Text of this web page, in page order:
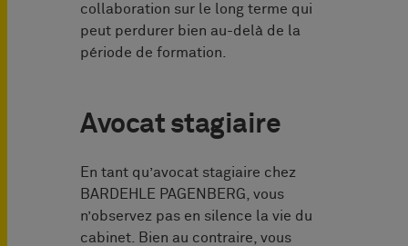
collaboration sur le long terme qui
peut perdurer bien au-delà de la
période de formation.
Avocat stagiaire
En tant qu’avocat stagiaire chez
BARDEHLE PAGENBERG, vous
n’observez pas en silence la vie du
cabinet. Bien au contraire, vous